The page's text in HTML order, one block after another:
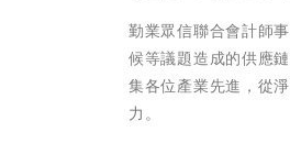
勤業眾信聯合會計師
候等議題造成的供應
集各位產業先進，從
力。